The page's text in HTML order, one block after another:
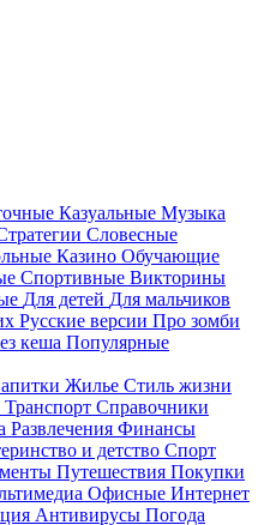
Казуальные Музыка
Словесные
Казино Обучающие
Спортивные Викторины
Для детей Для мальчиков
Русские версии Про зомби
кеша Популярные
Жилье Стиль жизни
Транспорт Справочники
Развлечения Финансы
и детство Спорт
Путешествия Покупки
Офисные Интернет
Антивирусы Погода